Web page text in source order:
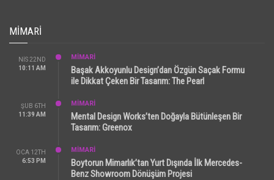
MIMARI
NIS 22ND
10:11 AM
MİMARİ
Başak Akkoyunlu Design’dan Özgün Saçak Formu
ile Dikkat Çeken Bir Tasarım: The Pearl
ŞUB 6TH
11:39 AM
MİMARİ
Mental Design Works’ten Doğayla Bütünleşen Bir
Tasarım: Greenox
OCA 12TH
6:53 PM
MİMARİ
Boytorun Mimarlık’tan Yurt Dışında İlk Mercedes-
Benz Showroom Dönüşüm Projesi